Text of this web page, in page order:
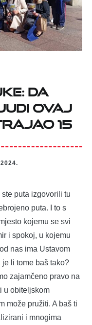
Da
ovaj
15
ste puta izgovorili tu
puta. I to s
kojemu se svi
i spokoj, u kojemu
nas ima Ustavom
li tome baš tako?
zajamčeno pravo na
u obiteljskom
može pružiti. A baš ti
i mnogima